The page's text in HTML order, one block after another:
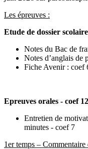
Les épreuves :
Etude de dossier
Notes du Bac de
Notes d’anglais de
Fiche Avenir : coef
Epreuves orales - coef 12
Entretien de
minutes - coef 7
1er temps –